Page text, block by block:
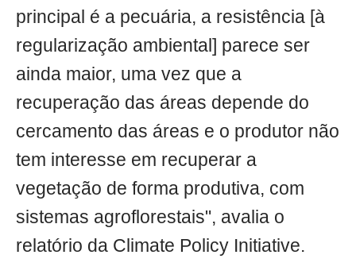
principal é a pecuária, a resistência [à
regularização ambiental] parece ser
ainda maior, uma vez que a
recuperação das áreas depende do
cercamento das áreas e o produtor não
tem interesse em recuperar a
vegetação de forma produtiva, com
sistemas agroflorestais", avalia o
relatório da Climate Policy Initiative.